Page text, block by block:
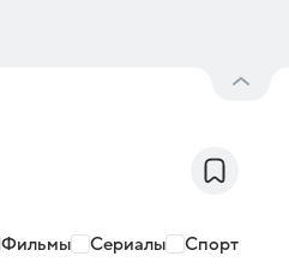
Фильмы Сериалы Спорт